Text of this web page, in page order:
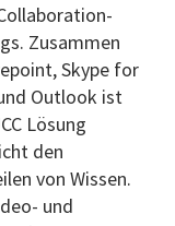
Zusammen
Skype for
Outlook ist
Lösung
den
von Wissen.
und